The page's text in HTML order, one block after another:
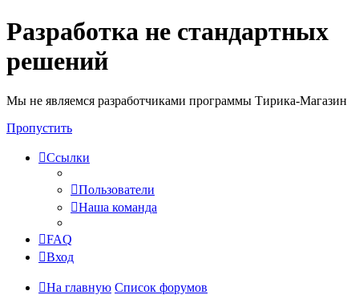
Разработка не стандартных
решений
Мы не являемся разработчиками программы Тирика-Магазин
Пропустить
Ссылки
Пользователи
Наша команда
FAQ
Вход
На главную Список форумов